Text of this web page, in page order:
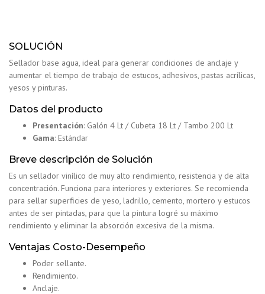
SOLUCIÓN
Sellador base agua, ideal para generar condiciones de anclaje y
aumentar el tiempo de trabajo de estucos, adhesivos, pastas acrílicas,
yesos y pinturas.
Datos del producto
Presentación: Galón 4 Lt / Cubeta 18 Lt / Tambo 200 Lt
Gama: Estándar
Breve descripción de Solución
Es un sellador vinílico de muy alto rendimiento, resistencia y de alta
concentración. Funciona para interiores y exteriores. Se recomienda
para sellar superficies de yeso, ladrillo, cemento, mortero y estucos
antes de ser pintadas, para que la pintura logré su máximo
rendimiento y eliminar la absorción excesiva de la misma.
Ventajas Costo-Desempeño
Poder sellante.
Rendimiento.
Anclaje.